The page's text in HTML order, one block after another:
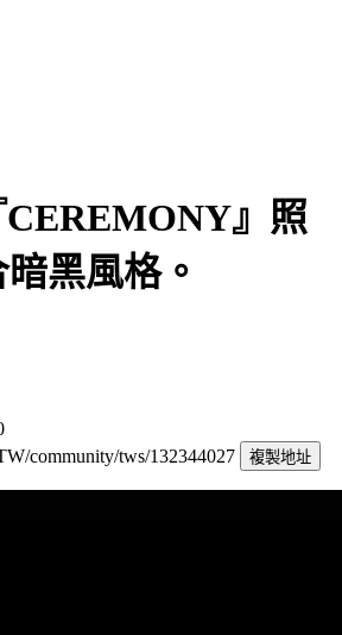
CEREMONY』照
黑風格。
community/tws/132344027
複製地址